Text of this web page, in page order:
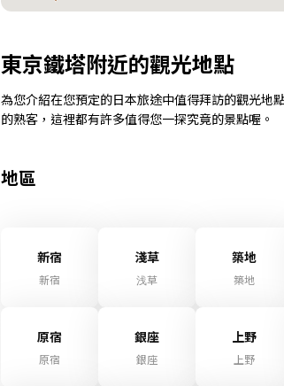
東京鐵塔附近的觀光地點
為您介紹在您預定的日本旅途中值得拜訪的觀光地
的熟客，這裡都有許多值得您一探究竟的景點喔。
地區
新宿
新宿
淺草
浅草
築地
築地
原宿
原宿
銀座
銀座
上野
上野